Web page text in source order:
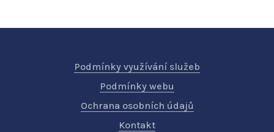
Podmínky využívání služeb
Podmínky webu
Ochrana osobních údajů
Kontakt